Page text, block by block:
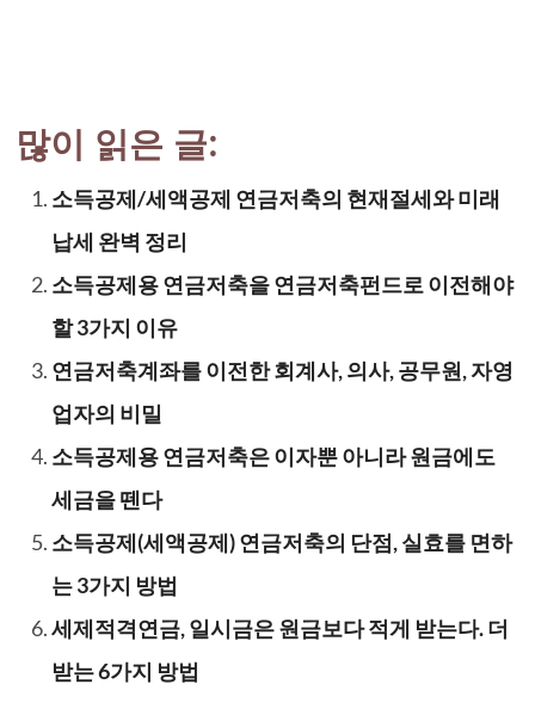
많이 읽은 글:
소득공제/세액공제 연금저축의 현재절세와 미래
납세 완벽 정리
소득공제용 연금저축을 연금저축펀드로 이전해야
할 3가지 이유
연금저축계좌를 이전한 회계사, 의사, 공무원, 자영
업자의 비밀
소득공제용 연금저축은 이자뿐 아니라 원금에도
세금을 뗀다
소득공제(세액공제) 연금저축의 단점, 실효를 면하
는 3가지 방법
세제적격연금, 일시금은 원금보다 적게 받는다. 더
받는 6가지 방법